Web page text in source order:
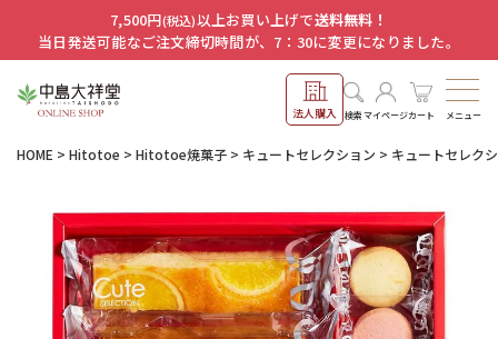
7,500円(税込)以上お買い上げで送料無料！
当日発送可能なご注文締切時間が、7：30に変更になりました。
法人購入 検索マイページカート メニュー
HOME Hitotoe Hitotoe焼菓子 キュートセレクション キュートセレク